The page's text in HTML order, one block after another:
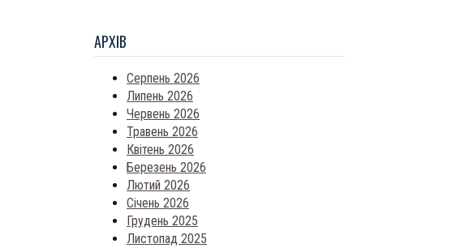
АРХIВ
Серпень 2026
Липень 2026
Червень 2026
Травень 2026
Квітень 2026
Березень 2026
Лютий 2026
Січень 2026
Грудень 2025
Листопад 2025